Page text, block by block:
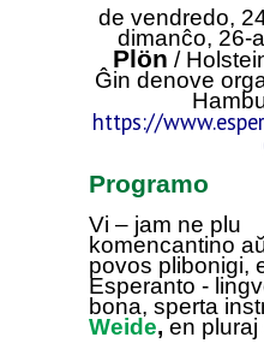
de vendredo,
dimanĉo, 26-
Plön /
Ĝin denove
https://
Programo
Vi – jam ne plu
komencantino
povos plibonigi,
Esperanto -
bona, sperta
Weide, en pluraj